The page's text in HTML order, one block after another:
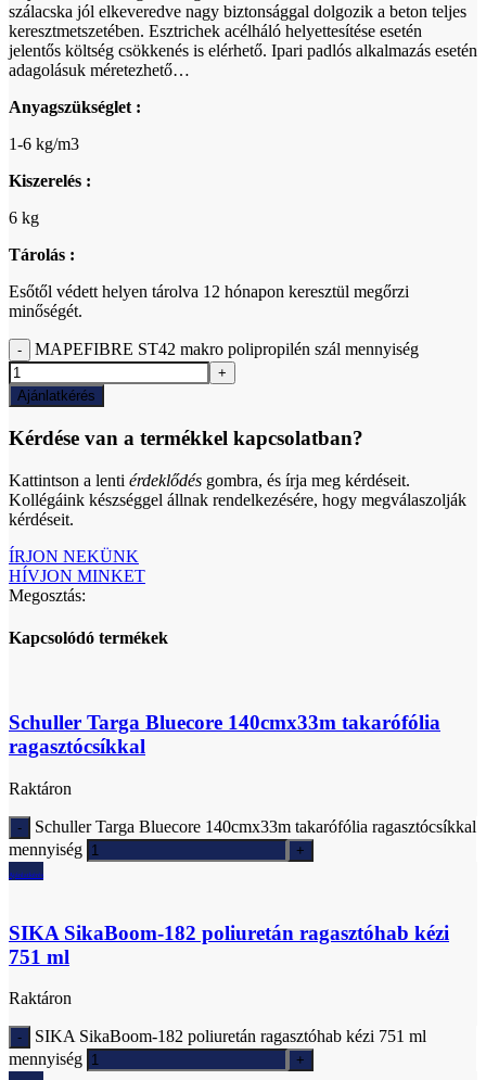
szálacska jól elkeveredve nagy biztonsággal dolgozik a beton teljes
keresztmetszetében. Esztrichek acélháló helyettesítése esetén
jelentős költség csökkenés is elérhető. Ipari padlós alkalmazás esetén
adagolásuk méretezhető…
Anyagszükséglet :
1-6 kg/m3
Kiszerelés :
6 kg
Tárolás :
Esőtől védett helyen tárolva 12 hónapon keresztül megőrzi
minőségét.
MAPEFIBRE ST42 makro polipropilén szál mennyiség
Ajánlatkérés
Kérdése van a termékkel kapcsolatban?
Kattintson a lenti érdeklődés gombra, és írja meg kérdéseit.
Kollégáink készséggel állnak rendelkezésére, hogy megválaszolják
kérdéseit.
ÍRJON NEKÜNK
HÍVJON MINKET
Megosztás:
Kapcsolódó termékek
Schuller Targa Bluecore 140cmx33m takarófólia
ragasztócsíkkal
Raktáron
Schuller Targa Bluecore 140cmx33m takarófólia ragasztócsíkkal
mennyiség
Ajánlatkérés
SIKA SikaBoom-182 poliuretán ragasztóhab kézi
751 ml
Raktáron
SIKA SikaBoom-182 poliuretán ragasztóhab kézi 751 ml
mennyiség